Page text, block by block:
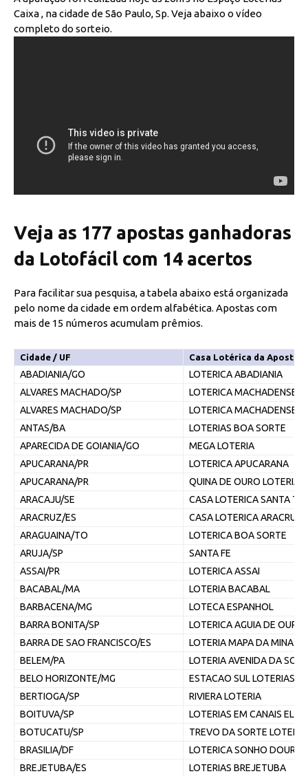
Caixa , na cidade de São Paulo, Sp. Veja abaixo o vídeo
completo do sorteio.
Veja as 177 apostas ganhadoras
da Lotofácil com 14 acertos
Para facilitar sua pesquisa, a tabela abaixo está organizada
pelo nome da cidade em ordem alfabética. Apostas com
mais de 15 números acumulam prêmios.
Cidade / UF Casa Lotérica da Aposta
ABADIANIA/GO
LOTERICA ABADIANIA
ALVARES MACHADO/SP
LOTERICA MACHADENSE
ALVARES MACHADO/SP
LOTERICA MACHADENSE
ANTAS/BA
LOTERIAS BOA SORTE
APARECIDA DE GOIANIA/GO
MEGA LOTERIA
APUCARANA/PR
LOTERICA APUCARANA
APUCARANA/PR
QUINA DE OURO LOTERIAS
ARACAJU/SE
CASA LOTERICA SANTA
ARACRUZ/ES
CASA LOTERICA ARACRUZ
ARAGUAINA/TO
LOTERICA BOA SORTE
ARUJA/SP
SANTA FE
ASSAI/PR
LOTERICA ASSAI
BACABAL/MA
LOTERIA BACABAL
BARBACENA/MG
LOTECA ESPANHOL
BARRA BONITA/SP
LOTERICA AGUIA DE OURO
BARRA DE SAO FRANCISCO/ES
LOTERIA MAPA DA MINA
BELEM/PA
LOTERIA AVENIDA DA
BELO HORIZONTE/MG
ESTACAO SUL LOTERIAS
BERTIOGA/SP
RIVIERA LOTERIA
BOITUVA/SP
LOTERIAS EM CANAIS
BOTUCATU/SP
TREVO DA SORTE
BRASILIA/DF
LOTERICA SONHO
BREJETUBA/ES
LOTERIAS BREJETUBA